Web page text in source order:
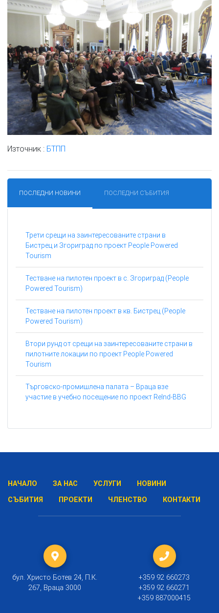
Източник : БТПП
ПОСЛЕДНИ НОВИНИ ПОСЛЕДНИ СЪБИТИЯ
Трети срещи на заинтересованите страни в
Бистрец и Згориград по проект People Powered
Tourism
Тестване на пилотен проект в с. Згориград (People
Powered Tourism)
Тестване на пилотен проект в кв. Бистрец (People
Powered Tourism)
Втори рунд от срещи на заинтересованите страни в
пилотните локации по проект People Powered
Tourism
Търговско-промишлена палата – Враца взе
участие в учебно посещение по проект ReInd-BBG
НАЧАЛО ЗА НАС УСЛУГИ
НОВИНИ
СЪБИТИЯ
ПРОЕКТИ ЧЛЕНСТВО КОНТАКТИ
бул. Христо Ботев 24, П.К.
267, Враца 3000
+359 92 660273
+359 92 660271
+359 887000415